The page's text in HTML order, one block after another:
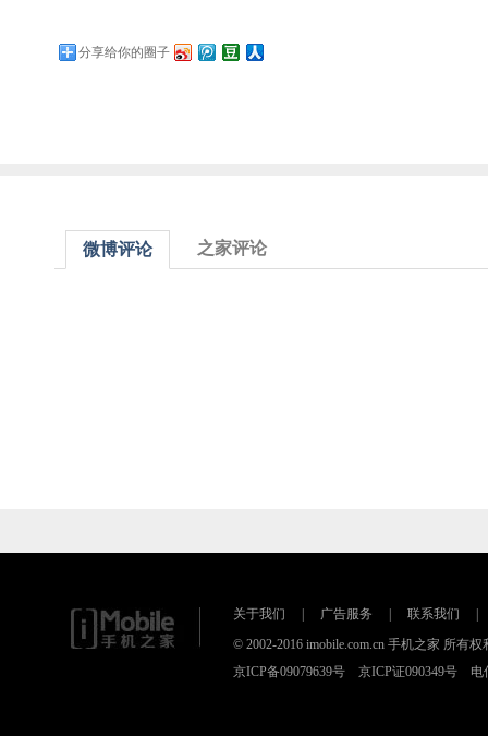
分享给你的圈子
微博评论 之家评论
关于我们 广告服务 联系我们
© 2002-2016 imobile.com.cn 手机之家 所有
京ICP备09079639号 京ICP证090349号 电